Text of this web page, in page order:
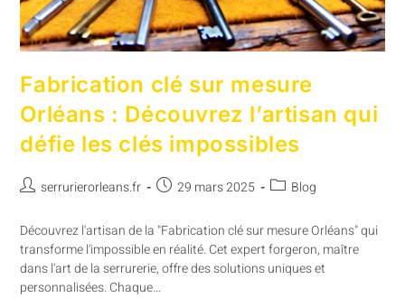
Fabrication clé sur mesure
Orléans : Découvrez l’artisan qui
défie les clés impossibles
serrurierorleans.fr 29 mars 2025 Blog
Découvrez l'artisan de la "Fabrication clé sur mesure Orléans" qui
transforme l'impossible en réalité. Cet expert forgeron, maître
dans l'art de la serrurerie, offre des solutions uniques et
personnalisées. Chaque…